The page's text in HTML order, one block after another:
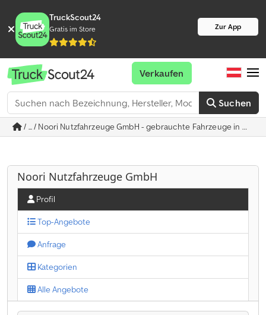
TruckScout24
Gratis im Store Zur App
Suchen
Verkaufen
/ ... / Noori Nutzfahrzeuge GmbH - gebrauchte Fahrzeuge in
Noori Nutzfahrzeuge GmbH
Profil
Top-Angebote
Anfrage
Kategorien
Alle Angebote